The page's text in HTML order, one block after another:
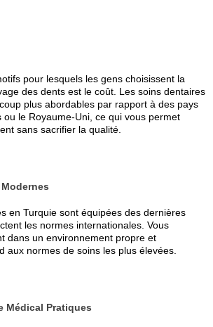
pour lesquels les gens choisissent la
des dents est le coût. Les soins dentaires
plus abordables par rapport à des pays
ou le Royaume-Uni, ce qui vous permet
sans sacrifier la qualité.
en Turquie sont équipées des dernières
les normes internationales. Vous
dans un environnement propre et
aux normes de soins les plus élevées.
Médical Pratiques